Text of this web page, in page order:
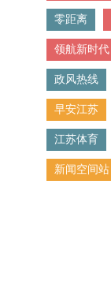
零距离
领航新时代
政风热线
早安江苏
江苏体育
新闻空间站